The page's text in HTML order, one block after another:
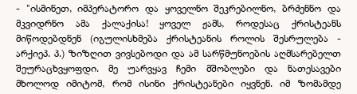
- "ისმინეთ, იმპერატორო და ყოველნო შეკრებილნო, ბრძენნო და
მკვიდრნო ამა ქალაქისა! ყოველ ჟამს, როდესაც ქრისტეანს
მიწოდებდნენ (იგულისხმება ქრისტეანის როლის შესრულება -
არქიეპ. პ.) ზიზღით ვივსებოდი და ამ სარწმუნოების აღმსარებელთ
შეურაცხვყოფდი. მე უარვყავ ჩემი მშობლები და ნათესავები
მხოლოდ იმიტომ, რომ ისინი ქრისტეანები იყვნენ. იმ ზომამდე